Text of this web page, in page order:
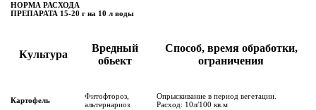
НОРМА РАСХОДА
ПРЕПАРАТА 15-20 г на 10 л воды
Культура
Вредный
обьект
Способ, время обработки,
ограничения
Картофель
Фитофтороз,
альтернариоз
Опрыскивание в период вегетации.
Расход: 10л/100 кв.м